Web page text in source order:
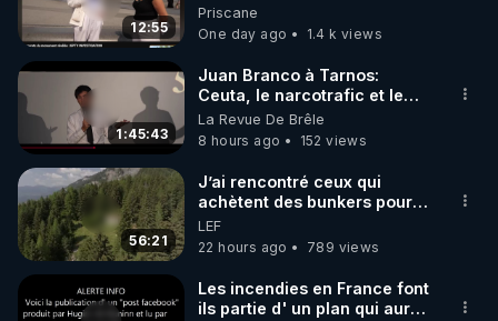
- JEUDI 28/12/23 :
2024 : année de la Justice et de la fin du secret et
https://crowdbunker.com/v/cYRNtgAY
- SAMEDI 30/12/23 :
Les armes bio-nano-électromagnétiques - Les
https://crowdbunker.com/v/oBDf8eeaSZ
- DIMANCHE 31/12/23 :
Réveillon du Nouvel An, uniquement en musique
pour danser ensemble (mes playlists, et les vôtres,
12:55
une étrange découverte
Priscane
One day ago
1.4 k views
1:45:43
Juan Branco à Tarnos:
Ceuta, le narcotrafic et le
pouvoir en France
La Revue De Brêle
8 hours ago
152 views
56:21
J’ai rencontré ceux qui
achètent des bunkers pour
survivre à la fin du monde
LEF
22 hours ago
789 views
Les incendies en France font
ils partie d' un plan qui aurait